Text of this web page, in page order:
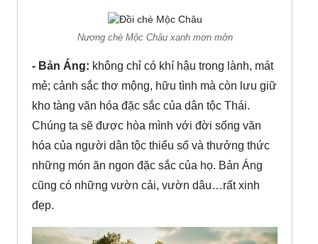
Nương chè Mộc Châu xanh mơn mởn
- Bản Áng: không chỉ có khí hậu trong lành, mát
mẻ; cảnh sắc thơ mộng, hữu tình mà còn lưu giữ
kho tàng văn hóa đặc sắc của dân tộc Thái.
Chúng ta sẽ được hòa mình với đời sống văn
hóa của người dân tộc thiểu số và thưởng thức
những món ăn ngon đặc sắc của họ. Bản Áng
cũng có những vườn cải, vườn dâu…rất xinh
đẹp.